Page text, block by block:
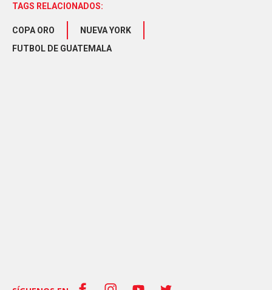
TAGS RELACIONADOS:
COPA ORO
NUEVA YORK
FUTBOL DE GUATEMALA